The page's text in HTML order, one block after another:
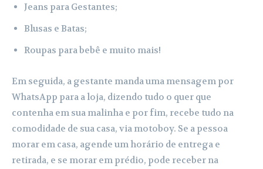
Jeans para Gestantes;
Blusas e Batas;
Roupas para bebê e muito mais!
Em seguida, a gestante manda uma mensagem por
WhatsApp para a loja, dizendo tudo o quer que
contenha em sua malinha e por fim, recebe tudo na
comodidade de sua casa, via motoboy. Se a pessoa
morar em casa, agende um horário de entrega e
retirada, e se morar em prédio, pode receber na